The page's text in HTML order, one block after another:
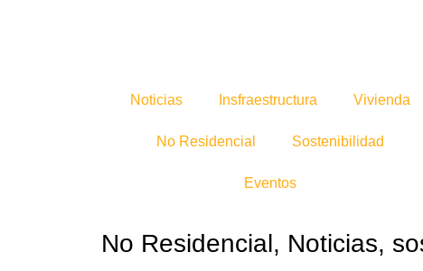
Noticias Insfraestructura Vivienda
No Residencial Sostenibilidad
Eventos
No Residencial, Noticias,